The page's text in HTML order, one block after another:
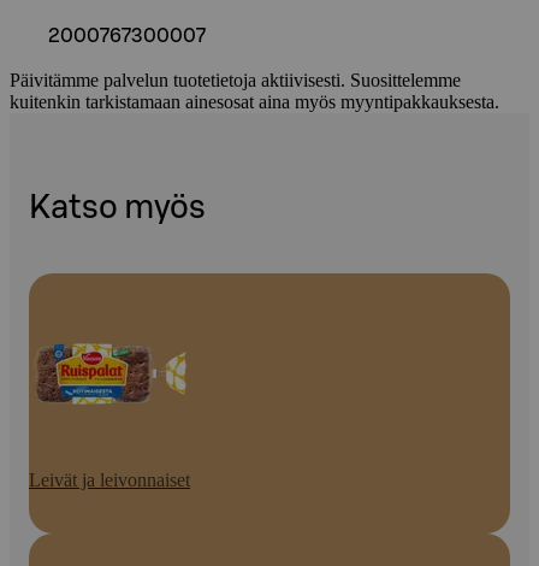
2000767300007
Päivitämme palvelun tuotetietoja aktiivisesti. Suosittelemme
kuitenkin tarkistamaan ainesosat aina myös myyntipakkauksesta.
Katso myös
Leivät ja leivonnaiset